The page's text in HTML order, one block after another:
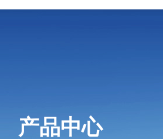
产品中心